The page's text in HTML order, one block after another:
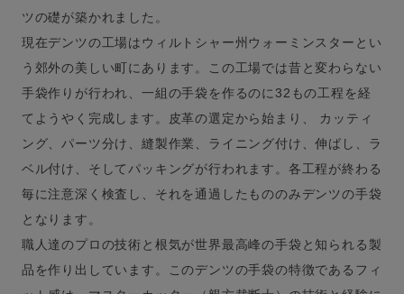
ツの礎が築かれました。
現在デンツの工場はウィルトシャー州ウォーミンスターとい
う郊外の美しい町にあります。この工場では昔と変わらない
手袋作りが行われ、一組の手袋を作るのに32もの工程を経
てようやく完成します。皮革の選定から始まり、 カッティ
ング、パーツ分け、縫製作業、ライニング付け、伸ばし、ラ
ベル付け、そしてパッキングが行われます。各工程が終わる
毎に注意深く検査し、それを通過したもののみデンツの手袋
となります。
職人達のプロの技術と根気が世界最高峰の手袋と知られる製
品を作り出しています。このデンツの手袋の特徴であるフィ